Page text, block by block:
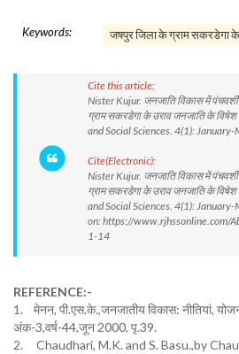
Keywords: जषपुर जिला के ग्राम सकरडेगा के
Cite this article:
Nister Kujur. जनजाति विकास में
ग्राम सकरडेगा के उराव जनजाति के
and Social Sciences. 4(1):
Cite(Electronic):
Nister Kujur. जनजाति विकास में
ग्राम सकरडेगा के उराव जनजाति के
and Social Sciences. 4(1):
on: https://www.rjhssonline.com/
1-14
REFERENCE:-
1. मेनन, पी.एस.के.,जनजातीय विकास: नीतियां,
अंक-3,वर्ष-44,जून 2000, पृ.39.
2. Chaudhari, M.K. and S. Basu.,by